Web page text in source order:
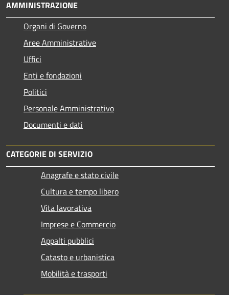
AMMINISTRAZIONE
Organi di Governo
Aree Amministrative
Uffici
Enti e fondazioni
Politici
Personale Amministrativo
Documenti e dati
CATEGORIE DI SERVIZIO
Anagrafe e stato civile
Cultura e tempo libero
Vita lavorativa
Imprese e Commercio
Appalti pubblici
Catasto e urbanistica
Mobilità e trasporti